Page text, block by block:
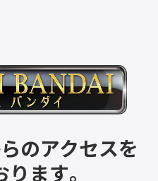
のアクセスを
ます。